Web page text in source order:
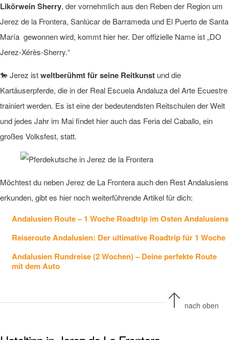
Likörwein Sherry, der vornehmlich aus den Reben der Region um
Jerez de la Frontera, Sanlúcar de Barrameda und El Puerto de Santa
María gewonnen wird, kommt hier her. Der offizielle Name ist „DO
Jerez-Xérès-Sherry.“
🐎 Jerez istweltberühmt für seine Reitkunst und die
Kartäuserpferde, die in der Real Escuela Andaluza del Arte Ecuestre
trainiert werden. Es ist eine der bedeutendsten Reitschulen der Welt
und jedes Jahr im Mai findet hier auch das Feria del Caballo, ein
großes Volksfest, statt.
Möchtest du neben Jerez de La Frontera auch den Rest Andalusiens
erkunden, gibt es hier noch weiterführende Artikel für dich:
Andalusien Route – 1 Woche Roadtrip im Osten Andalusiens
Reiseroute Andalusien: Der ultimative Roadtrip für 1 Woche
Andalusien Rundreise (2 Wochen) – Deine perfekte Route
mit dem Auto
nach oben